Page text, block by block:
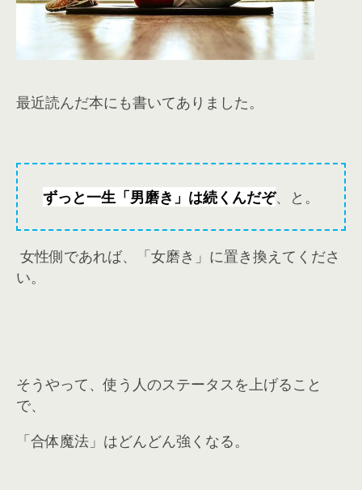
最近読んだ本にも書いてありました。
ずっと一生「男磨き」は続くんだぞ、と。
女性側であれば、「女磨き」に置き換えてくださ
い。
そうやって、使う人のステータスを上げること
で、
「合体魔法」はどんどん強くなる。